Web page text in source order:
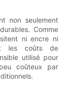
non seulement
Comme
ni encre ni
les coûts de
utilisé pour
coûteux par